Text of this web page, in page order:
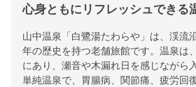
心身ともにリフレッシュできる
山中温泉「白鷺湯たわらや」は、渓流
年の歴史を持つ老舗旅館です。温泉は
にあり、瀬音や木漏れ日を感じながら
単純温泉で、胃腸病、関節痛、疲労回